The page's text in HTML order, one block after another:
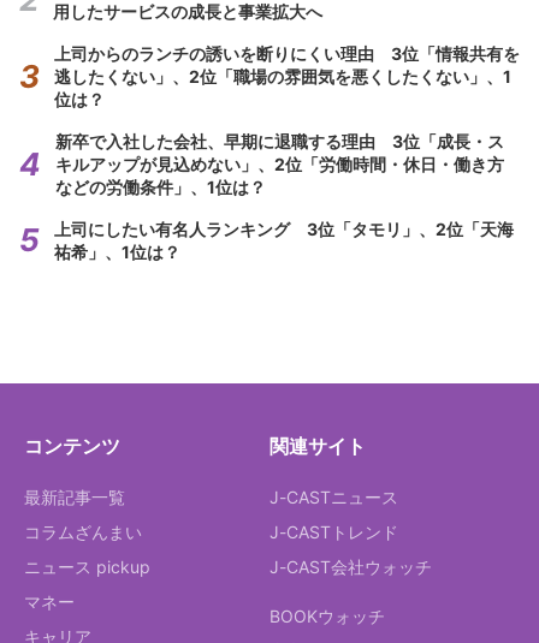
用したサービスの成長と事業拡大へ
上司からのランチの誘いを断りにくい理由 3位「情報共有を
逃したくない」、2位「職場の雰囲気を悪くしたくない」、1
位は？
新卒で入社した会社、早期に退職する理由 3位「成長・ス
キルアップが見込めない」、2位「労働時間・休日・働き方
などの労働条件」、1位は？
上司にしたい有名人ランキング 3位「タモリ」、2位「天海
祐希」、1位は？
コンテンツ
最新記事一覧
コラムざんまい
ニュース pickup
マネー
キャリア
関連サイト
J-CASTニュース
J-CASTトレンド
J-CAST会社ウォッチ
BOOKウォッチ